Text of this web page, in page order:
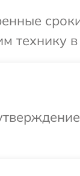
технику